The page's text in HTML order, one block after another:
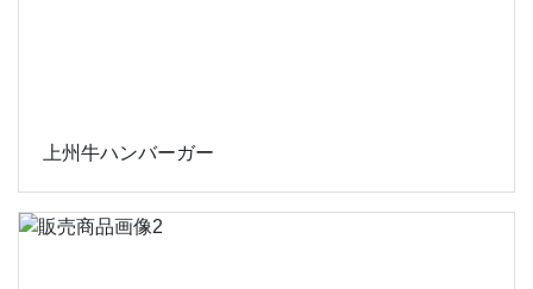
上州牛ハンバーガー